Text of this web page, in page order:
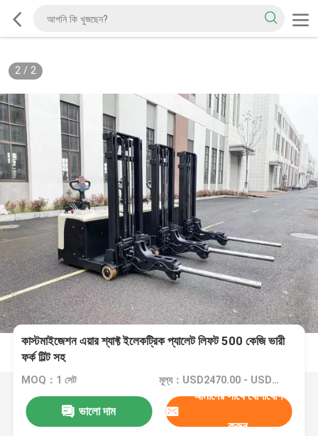
2/ 2
কাস্টমাইজেশন এয়ার শ্যাফ্ট ইলেকট্রিক প্যালেট লিফট 500 কেজি ভারী
ফর্ক টিল্ট সহ
MOQ：1 সেট মূল্য：USD2470.00 - USD4700.00
ভালো দাম
আমাদের সাথে যোগাযোগ
করুন